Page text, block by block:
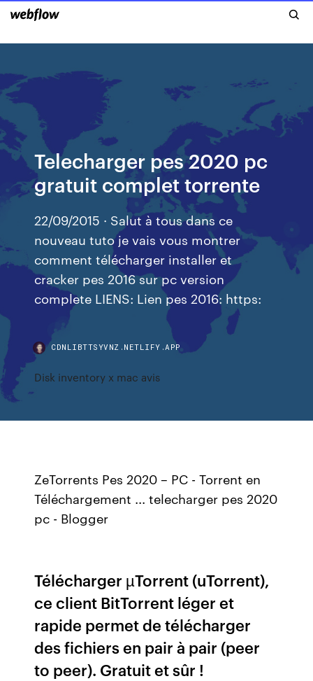
Telecharger pes 2020 pc
gratuit complet torrente
22/09/2015 · Salut à tous dans ce
nouveau tuto je vais vous montrer
comment télécharger installer et
cracker pes 2016 sur pc version
complete LIENS: Lien pes 2016: https:
CDNLIBTTSYVNZ.NETLIFY.APP
Disk inventory x mac avis
ZeTorrents Pes 2020 – PC - Torrent en
Téléchargement ... telecharger pes 2020
pc - Blogger
Télécharger µTorrent (uTorrent),
ce client BitTorrent léger et
rapide permet de télécharger
des fichiers en pair à pair (peer
to peer). Gratuit et sûr !